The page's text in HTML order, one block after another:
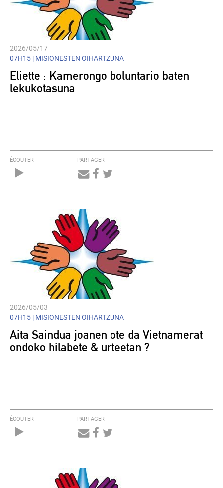
2026/05/17
07H15 | MISIONESTEN OIHARTZUNA
Eliette : Kamerongo boluntario baten
lekukotasuna
ÉCOUTER PARTAGER
2026/05/03
07H15 | MISIONESTEN OIHARTZUNA
Aita Saindua joanen ote da Vietnamerat
ondoko hilabete & urteetan ?
ÉCOUTER PARTAGER